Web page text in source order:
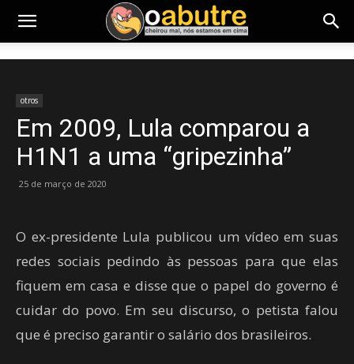
otros
Em 2009, Lula comparou a
H1N1 a uma “gripezinha”
25 de março de 2020
O ex-presidente Lula publicou um vídeo em suas
redes sociais pedindo às pessoas para que elas
fiquem em casa e disse que o papel do governo é
cuidar do povo. Em seu discurso, o petista falou
que é preciso garantir o salário dos brasileiros.